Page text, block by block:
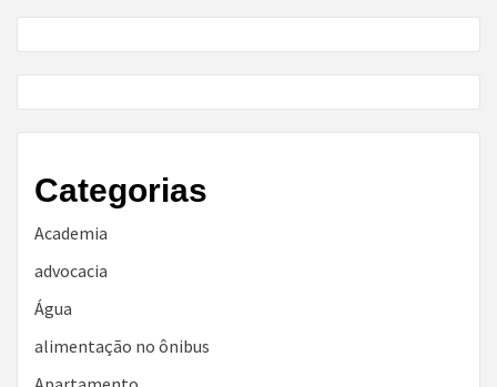
Categorias
Academia
advocacia
Água
alimentação no ônibus